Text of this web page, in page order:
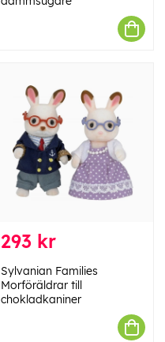
293 kr
Sylvanian Families
Morföräldrar till
chokladkaniner